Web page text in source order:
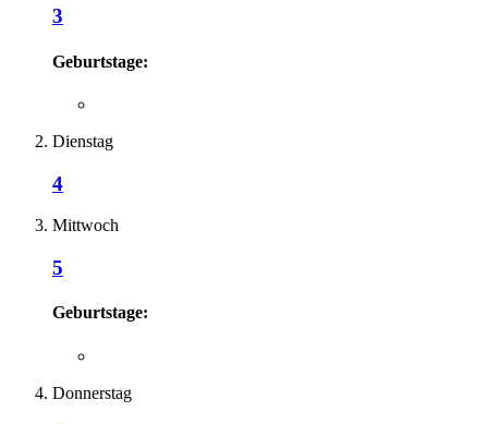
3
Geburtstage:
Dienstag
4
Mittwoch
5
Geburtstage:
Donnerstag